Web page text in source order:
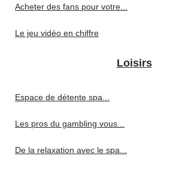
Acheter des fans pour votre...
Le jeu vidéo en chiffre
Loisirs
Espace de détente spa...
Les pros du gambling vous...
De la relaxation avec le spa...